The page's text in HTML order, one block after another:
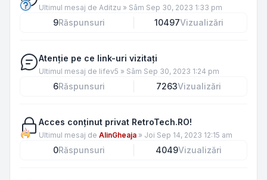
Ultimul mesaj de Aditzu » Sâm Sep 30, 2023 1:33 pm
9Răspunsuri 10497Vizualizări
Atenție pe ce link-uri vizitați
Ultimul mesaj de lifev5 » Sâm Sep 30, 2023 1:24 pm
6Răspunsuri 7263Vizualizări
Acces conținut privat RetroTech.RO!
Ultimul mesaj de AlinGheaja » Joi Sep 14, 2023 12:15 am
0Răspunsuri 4049Vizualizări